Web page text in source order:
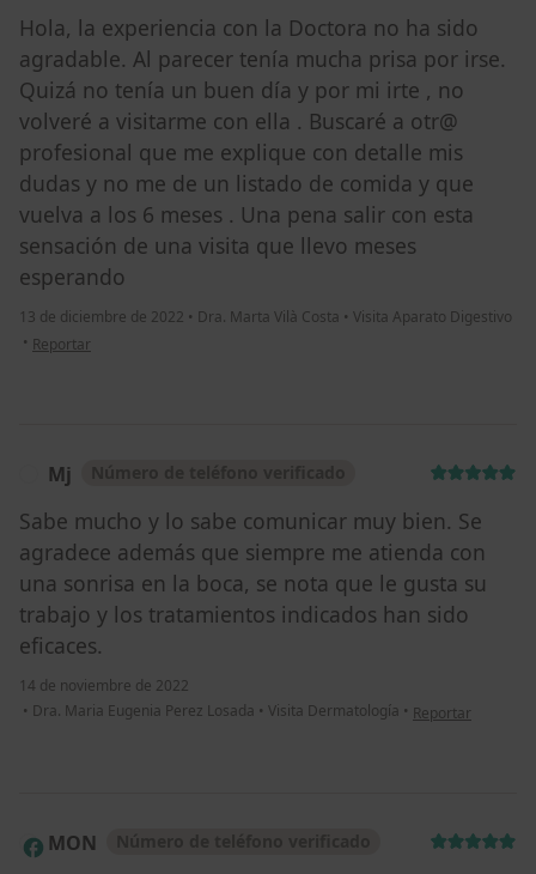
Hola, la experiencia con la Doctora no ha sido
agradable. Al parecer tenía mucha prisa por irse.
Quizá no tenía un buen día y por mi irte , no
volveré a visitarme con ella . Buscaré a otr@
profesional que me explique con detalle mis
dudas y no me de un listado de comida y que
vuelva a los 6 meses . Una pena salir con esta
sensación de una visita que llevo meses
esperando
13 de diciembre de 2022 • Dra. Marta Vilà Costa • Visita Aparato Digestivo
• en opinión del usuario Verónica
Reportar
Mj
Sabe mucho y lo sabe comunicar muy bien. Se
agradece además que siempre me atienda con
una sonrisa en la boca, se nota que le gusta su
trabajo y los tratamientos indicados han sido
eficaces.
14 de noviembre de 2022
• Dra. Maria Eugenia Perez Losada • Visita Dermatología • en opinión del
Reportar
M MON